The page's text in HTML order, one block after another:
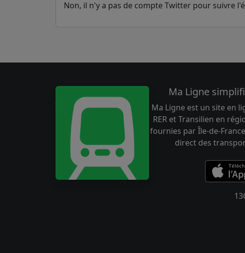
Non, il n'y a pas de compte Twitter pour suivre
Ma Ligne
Ma Ligne est un site en
RER et Transilien en
fournies par Île-de-
direct des